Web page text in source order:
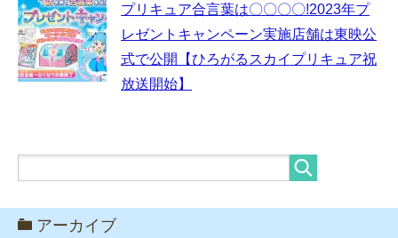
プリキュア合言葉は〇〇〇〇!2023年プ
レゼントキャンペーン実施店舗は東映公
式で公開【ひろがるスカイプリキュア祝
放送開始】
アーカイブ